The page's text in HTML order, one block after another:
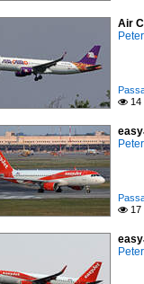
Air
 14
 17